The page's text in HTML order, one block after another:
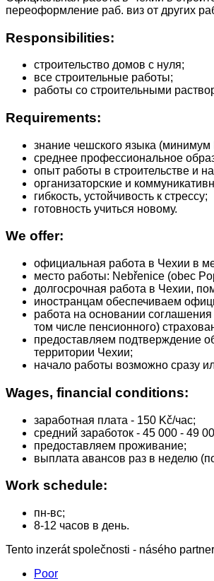
переоформление раб. виз от других
Responsibilities:
строительство домов с нуля;
все строительные работы;
работы со строительными
Requirements:
знание чешского языка (минимум
среднее профессиональное
опыт работы в строительстве и
организаторские и
гибкость, устойчивость к стрессу;
готовность учиться новому.
We offer:
официальная работа в Чехии в
место работы: Nebřenice (obec
долгосрочная работа в Чехии,
иностранцам обеспечиваем
работа на основании
том числе пенсионного)
предоставляем подтверждение
территории Чехии;
начало работы возможно сразу
Wages, financial conditions:
заработная плата - 150 Kč/час;
средний заработок - 45 000 - 49
предоставляем проживание;
выплата авансов раз в неделю
Work schedule:
пн-вс;
8-12 часов в день.
Tento inzerát společnosti - násého
Poor